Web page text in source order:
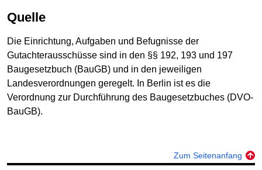
Quelle
Die Einrichtung, Aufgaben und Befugnisse der
Gutachterausschüsse sind in den §§ 192, 193 und 197
Baugesetzbuch (BauGB) und in den jeweiligen
Landesverordnungen geregelt. In Berlin ist es die
Verordnung zur Durchführung des Baugesetzbuches (DVO-
BauGB).
Zum Seitenanfang